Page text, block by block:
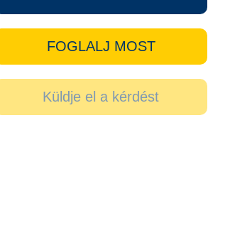
FOGLALJ MOST
Küldje el a kérdést